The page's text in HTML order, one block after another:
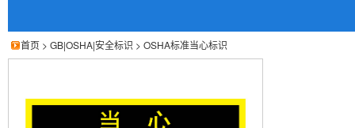
首页 > GB|OSHA|安全标识 > OSHA标准当心标识
博尔杰 维护保养安全标